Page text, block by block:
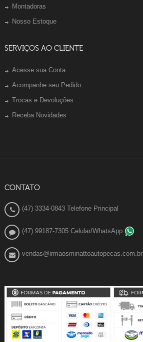
Montadoras
Nosso Estoque
SERVIÇOS AO CLIENTE
Acesse sua Conta
Acompanhe seu Pedido
Trocas e Devoluções
Receba Novidades
CONTATO
(47) 3334-0843 Telefone Principal
(47) 99187-7305 Celular/WhatsApp
vendas@irmaosminattoautopecas.com.br